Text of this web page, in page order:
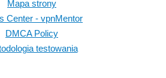
Mapa strony
Center - vpnMentor
DMCA Policy
testowania